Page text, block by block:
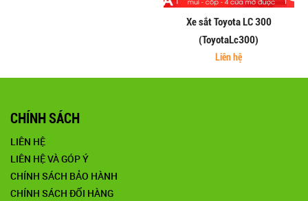
Xe sắt Toyota LC 300
(ToyotaLc300)
Liên hệ
CHÍNH SÁCH
LIÊN HỆ
LIÊN HỆ VÀ GÓP Ý
CHÍNH SÁCH BẢO HÀNH
CHÍNH SÁCH ĐỔI HÀNG